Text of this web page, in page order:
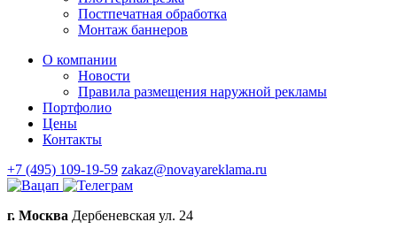
Постпечатная обработка
Монтаж баннеров
О компании
Новости
Правила размещения наружной рекламы
Портфолио
Цены
Контакты
+7 (495) 109-19-59 zakaz@novayareklama.ru
г. Москва Дербеневская ул. 24